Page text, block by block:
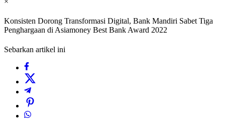
Konsisten Dorong Transformasi Digital, Bank Mandiri Sabet Tiga
Penghargaan di Asiamoney Best Bank Award 2022
Sebarkan artikel ini